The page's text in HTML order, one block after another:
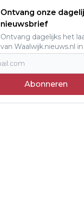
Ontvang onze
nieuwsbrief
Ontvang dagelijks het
van Waalwijk.nieuws.nl
Abonneren